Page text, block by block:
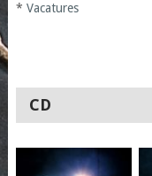
* Vacatures
CD